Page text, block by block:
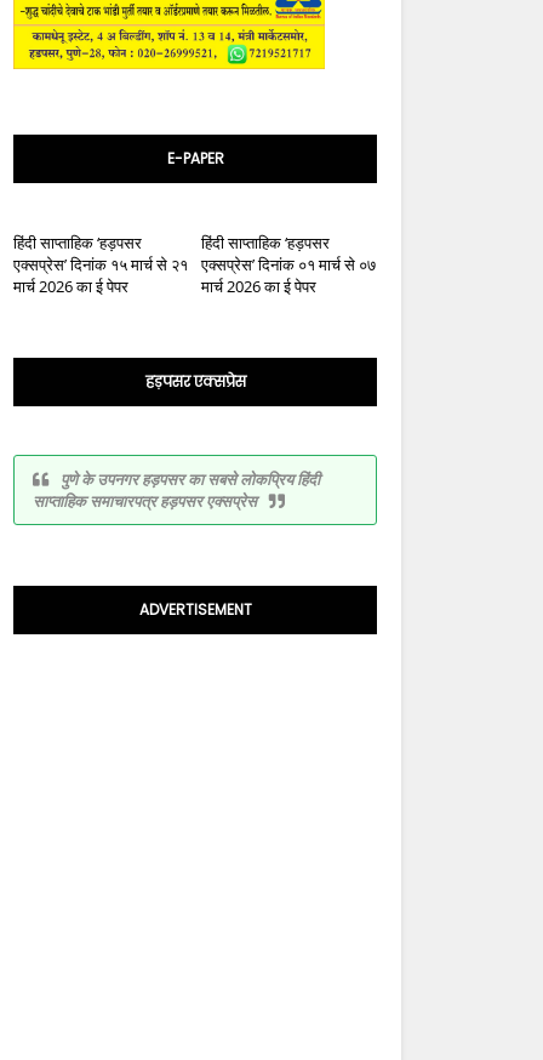
E-PAPER
हिंदी साप्ताहिक ‘हड़पसर
एक्सप्रेस’ दिनांक १५ मार्च से २१
मार्च 2026 का ई पेपर
हिंदी साप्ताहिक ‘हड़पसर
एक्सप्रेस’ दिनांक ०१ मार्च से ०७
मार्च 2026 का ई पेपर
हड़पसर एक्सप्रेस
पुणे के उपनगर हड़पसर का सबसे लोकप्रिय हिंदी
साप्ताहिक समाचारपत्र हड़पसर एक्सप्रेस
ADVERTISEMENT